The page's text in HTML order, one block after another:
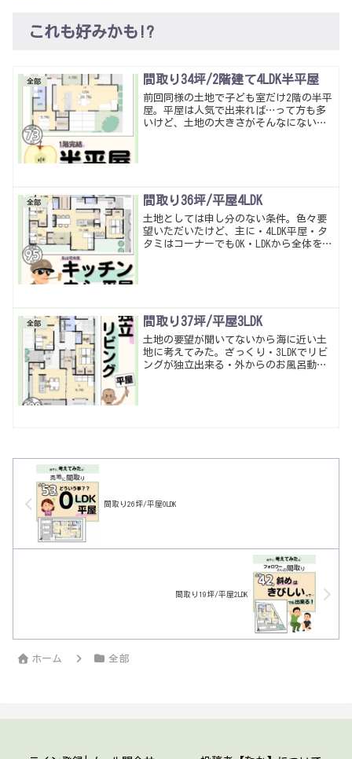
これも好みかも!?
全部 間取り34坪/2階建て4LDK半平屋
前回同様の土地で子ども室だけ2階の半平
屋。平屋は人気で出来れば…って方も多
いけど、土地の大きさがそんなにない場
全部 間取り36坪/平屋4LDK
土地としては申し分のない条件。色々要
望いただいたけど、主に・4LDK平屋・タ
タミはコーナーでもOK・LDKから全体を見
多収納は当たり前。
全部 間取り37坪/平屋3LDK
土地の要望が聞いてないから海に近い土
地に考えてみた。ざっくり・3LDKでリビ
ングが独立出来る・外からのお風呂動
間取り26坪/平屋0LDK
間取り19坪/平屋2LDK
ホーム 全部